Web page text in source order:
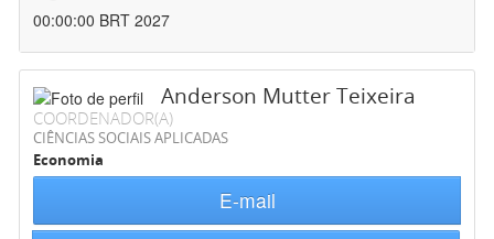
00:00:00 BRT 2027
Anderson Mutter Teixeira
COORDENADOR(A)
CIÊNCIAS SOCIAIS APLICADAS
Economia
E-mail